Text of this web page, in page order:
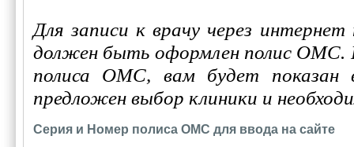
Для записи к врачу через
должен быть оформлен полис ОМС.
полиса ОМС, вам будет показан
предложен выбор клиники и
Серия и Номер полиса ОМС для ввода на сайте